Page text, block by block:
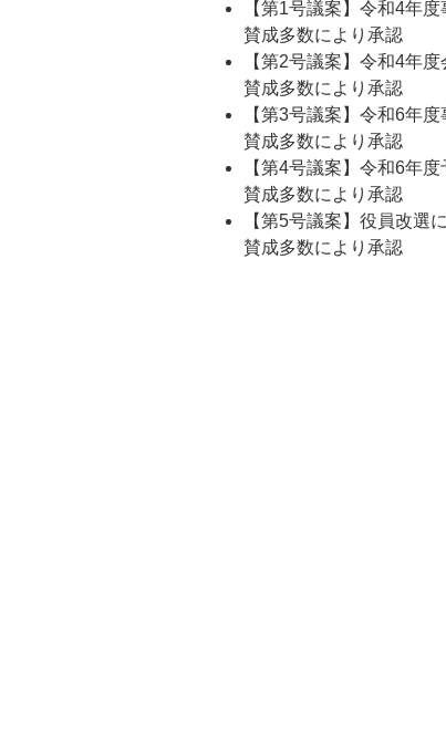
【第1号議案】令和4年
賛成多数により承認
【第2号議案】令和4年
賛成多数により承認
【第3号議案】令和6年
賛成多数により承認
【第4号議案】令和6年
賛成多数により承認
【第5号議案】役員改選
賛成多数により承認